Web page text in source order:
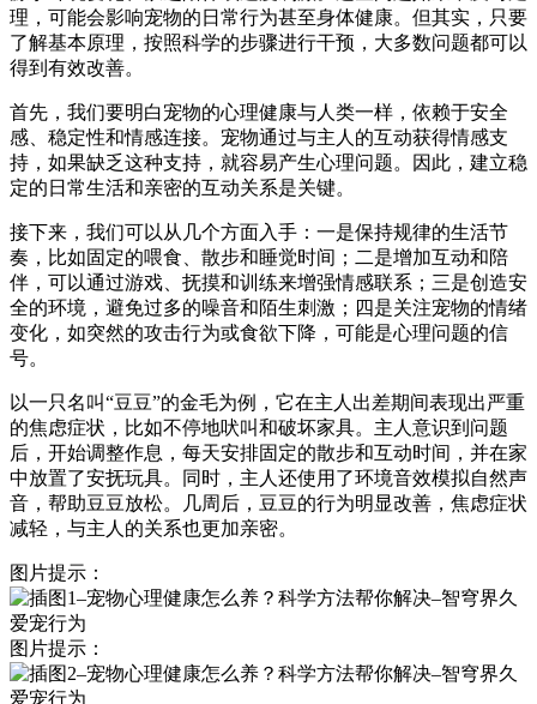
理，可能会影响宠物的日常行为甚至身体健康。但其实，只要
了解基本原理，按照科学的步骤进行干预，大多数问题都可以
得到有效改善。
首先，我们要明白宠物的心理健康与人类一样，依赖于安全
感、稳定性和情感连接。宠物通过与主人的互动获得情感支
持，如果缺乏这种支持，就容易产生心理问题。因此，建立稳
定的日常生活和亲密的互动关系是关键。
接下来，我们可以从几个方面入手：一是保持规律的生活节
奏，比如固定的喂食、散步和睡觉时间；二是增加互动和陪
伴，可以通过游戏、抚摸和训练来增强情感联系；三是创造安
全的环境，避免过多的噪音和陌生刺激；四是关注宠物的情绪
变化，如突然的攻击行为或食欲下降，可能是心理问题的信
号。
以一只名叫“豆豆”的金毛为例，它在主人出差期间表现出严重
的焦虑症状，比如不停地吠叫和破坏家具。主人意识到问题
后，开始调整作息，每天安排固定的散步和互动时间，并在家
中放置了安抚玩具。同时，主人还使用了环境音效模拟自然声
音，帮助豆豆放松。几周后，豆豆的行为明显改善，焦虑症状
减轻，与主人的关系也更加亲密。
图片提示：
图片提示：